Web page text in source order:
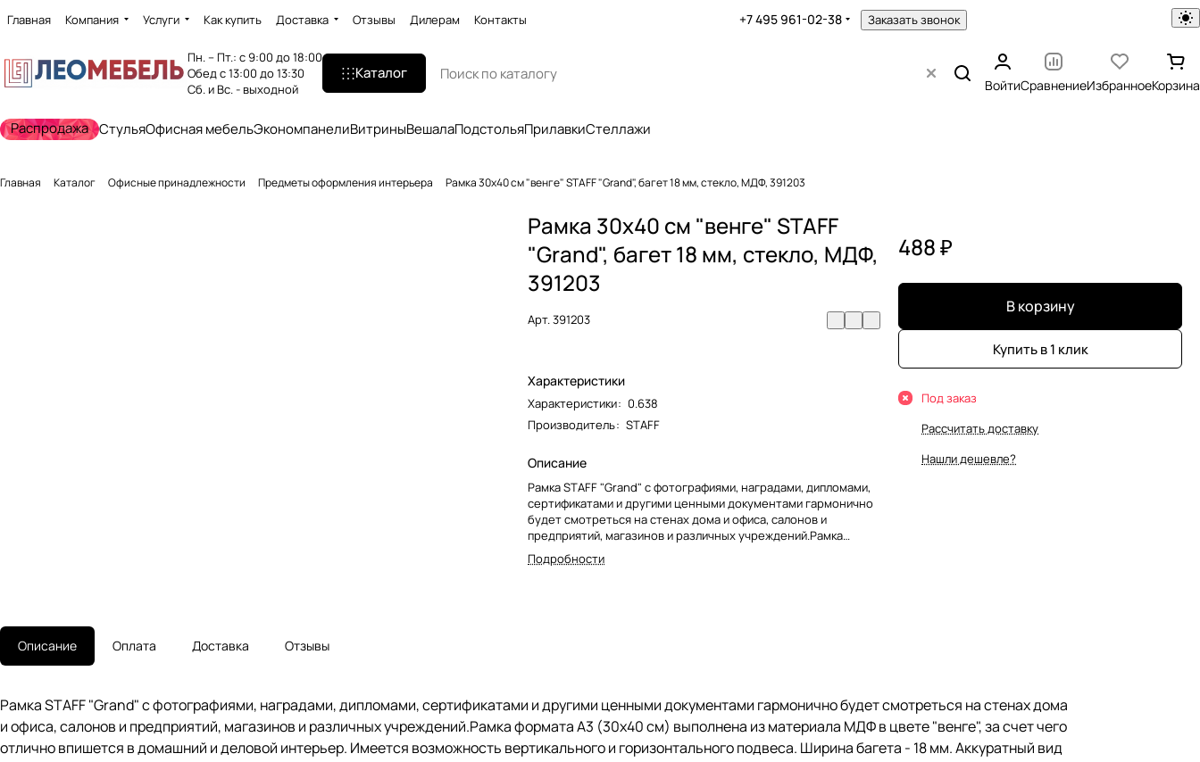
Главная Компания Услуги Как купить Доставка Отзывы Дилерам Контакты +7 495 961-02-38 Заказать звонок
Пн. – Пт.: с 9:00 до 18:00
Обед с 13:00 до 13:30
Сб. и Вс. - выходной
Каталог
ВойтиСравнениеИзбранноеКорзина
Распродажа СтульяОфисная мебельЭкономпанелиВитриныВешалаПодстольяПрилавкиСтеллажи
Главная Каталог Офисные принадлежности Предметы оформления интерьера Рамка 30х40 см "венге" STAFF "Grand", багет 18 мм, стекло, МДФ, 391203
Рамка 30х40 см "венге" STAFF
"Grand", багет 18 мм, стекло, МДФ,
391203
Арт.391203
Характеристики
Характеристики: 0.638
Производитель: STAFF
Описание
Рамка STAFF "Grand" с фотографиями, наградами, дипломами,
сертификатами и другими ценными документами гармонично
будет смотреться на стенах дома и офиса, салонов и
предприятий, магазинов и различных учреждений.Рамка
формата А3 (30х40 см) выполнена из материала МДФ в цвете
"венге", за счет чего отлично впишется в домашний и деловой
Подробности
488 ₽
В корзину
Купить в 1 клик
Под заказ
Рассчитать доставку
Нашли дешевле?
Описание Оплата Доставка Отзывы
Рамка STAFF "Grand" с фотографиями, наградами, дипломами, сертификатами и другими ценными документами гармонично будет смотреться на стенах дома
и офиса, салонов и предприятий, магазинов и различных учреждений.Рамка формата А3 (30х40 см) выполнена из материала МДФ в цвете "венге", за счет чего
отлично впишется в домашний и деловой интерьер. Имеется возможность вертикального и горизонтального подвеса. Ширина багета - 18 мм. Аккуратный вид